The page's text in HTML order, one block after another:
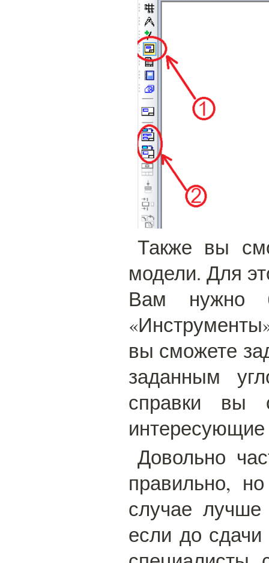
Также вы
модели. Для
Вам нужно
вы сможете
заданным
справки вы
Довольно
правильно,
случае
если до